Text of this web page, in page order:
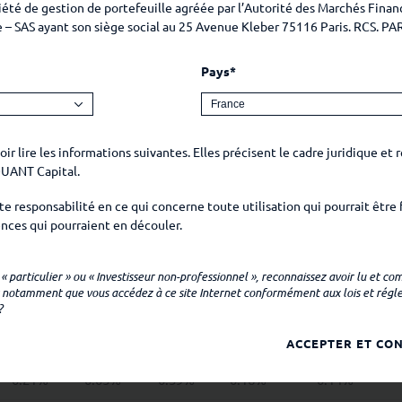
0.6% 0.19%
0.79%
-0.15% 0.68% 0.21% 1.02% 0.47%
1.18% 0.38% -0.09% 0.27% 0.95%
0.76%
0.21% 0.05% 0.39% 0.16% 0.14%
de gestion de portefeuille agréée par l’Autorité des Marchés
SAS ayant son siège social au 25 Avenue Kleber 75116 Paris. RCS.
Pays*
lire les informations suivantes. Elles précisent le cadre juridique
Capital.
responsabilité en ce qui concerne toute utilisation qui pourrait être
qui pourraient en découler.
dans les juridictions pour lesquelles leur commercialisation et leur
contenue sur ce site ne constitue une offre d’achat ou de
que les informations et les opinions figurant sur ce site ne sont
particulier » ou « Investisseur non-professionnel », reconnaissez avoir lu et
notamment que vous accédez à ce site Internet conformément aux lois et
ACCEPTER ET